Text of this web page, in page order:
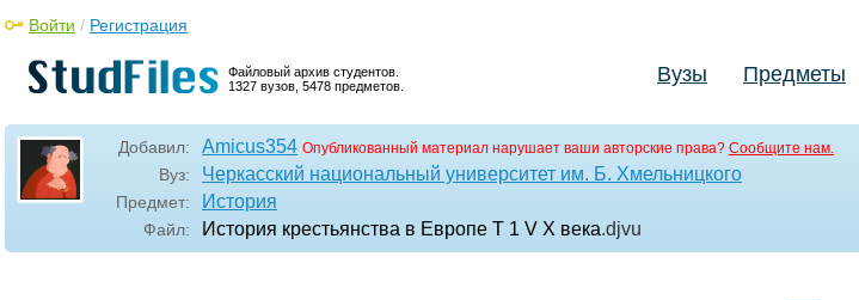
Файловый архив студентов.
1327 вузов, 5478 предметов.
Войти / Регистрация
Вузы Предметы
Добавил: Amicus354 Опубликованный материал нарушает ваши авторские права? Сообщите нам.
Вуз: Черкасский национальный университет им. Б. Хмельницкого
Предмет: История
Файл: История крестьянства в Европе Т 1 V X века.djvu